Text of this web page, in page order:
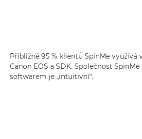
Přibližně 95 % klientů SpinMe využívá
Canon EOS a SDK. Společnost SpinMe
softwarem je „intuitivní“.